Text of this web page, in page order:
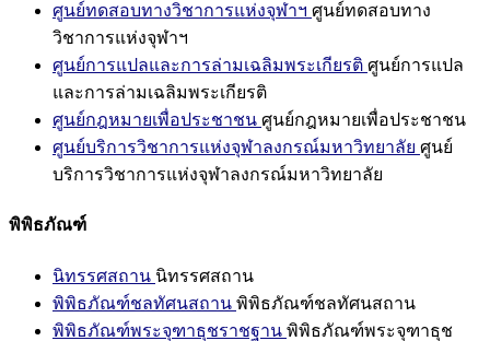
ศูนย์ทดสอบทางวิชาการแห่งจุฬาฯ ศูนย์ทดสอบทาง
วิชาการแห่งจุฬาฯ
ศูนย์การแปลและการล่ามเฉลิมพระเกียรติ ศูนย์การแปล
และการล่ามเฉลิมพระเกียรติ
ศูนย์กฎหมายเพื่อประชาชน ศูนย์กฎหมายเพื่อประชาชน
ศูนย์บริการวิชาการแห่งจุฬาลงกรณ์มหาวิทยาลัย ศูนย์
บริการวิชาการแห่งจุฬาลงกรณ์มหาวิทยาลัย
พิพิธภัณฑ์
นิทรรศสถาน นิทรรศสถาน
พิพิธภัณฑ์ชลทัศนสถาน พิพิธภัณฑ์ชลทัศนสถาน
พิพิธภัณฑ์พระจุฑาธุชราชฐาน พิพิธภัณฑ์พระจุฑาธุช